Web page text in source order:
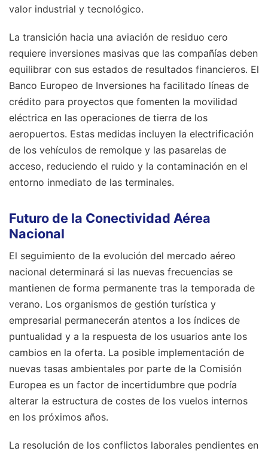
valor industrial y tecnológico.
La transición hacia una aviación de residuo cero
requiere inversiones masivas que las compañías deben
equilibrar con sus estados de resultados financieros. El
Banco Europeo de Inversiones ha facilitado líneas de
crédito para proyectos que fomenten la movilidad
eléctrica en las operaciones de tierra de los
aeropuertos. Estas medidas incluyen la electrificación
de los vehículos de remolque y las pasarelas de
acceso, reduciendo el ruido y la contaminación en el
entorno inmediato de las terminales.
Futuro de la Conectividad Aérea
Nacional
El seguimiento de la evolución del mercado aéreo
nacional determinará si las nuevas frecuencias se
mantienen de forma permanente tras la temporada de
verano. Los organismos de gestión turística y
empresarial permanecerán atentos a los índices de
puntualidad y a la respuesta de los usuarios ante los
cambios en la oferta. La posible implementación de
nuevas tasas ambientales por parte de la Comisión
Europea es un factor de incertidumbre que podría
alterar la estructura de costes de los vuelos internos
en los próximos años.
La resolución de los conflictos laborales pendientes en